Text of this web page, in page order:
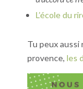
L’école du
Tu peux
provence, les